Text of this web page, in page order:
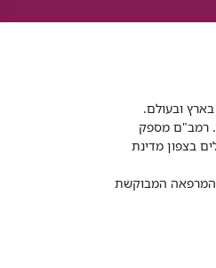
ובעולם.
של הטכניון ומונה כ- 1000 מיטות אשפוז. רמב"ם מספק
וכוחות הביטחון, ומשמש כבית חולים על אזורי עבור 12 בתי חולים בצפון מדינת
המרפאה המבוקשת